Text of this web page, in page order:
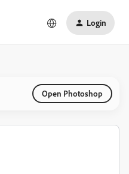
Login
Open Photoshop